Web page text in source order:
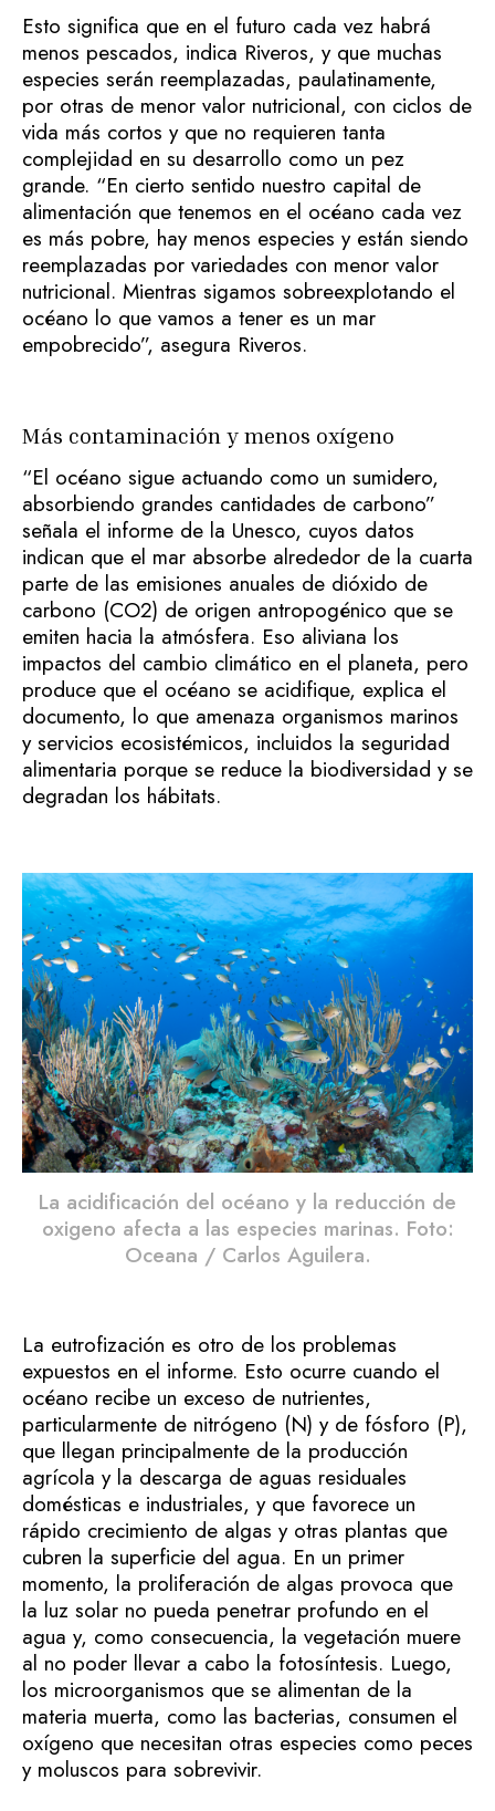
Esto significa que en el futuro cada vez habrá
menos pescados, indica Riveros, y que muchas
especies serán reemplazadas, paulatinamente,
por otras de menor valor nutricional, con ciclos de
vida más cortos y que no requieren tanta
complejidad en su desarrollo como un pez
grande. “En cierto sentido nuestro capital de
alimentación que tenemos en el océano cada vez
es más pobre, hay menos especies y están siendo
reemplazadas por variedades con menor valor
nutricional. Mientras sigamos sobreexplotando el
océano lo que vamos a tener es un mar
empobrecido”, asegura Riveros.
Más contaminación y menos oxígeno
“El océano sigue actuando como un sumidero,
absorbiendo grandes cantidades de carbono”
señala el informe de la Unesco, cuyos datos
indican que el mar absorbe alrededor de la cuarta
parte de las emisiones anuales de dióxido de
carbono (CO2) de origen antropogénico que se
emiten hacia la atmósfera. Eso aliviana los
impactos del cambio climático en el planeta, pero
produce que el océano se acidifique, explica el
documento, lo que amenaza organismos marinos
y servicios ecosistémicos, incluidos la seguridad
alimentaria porque se reduce la biodiversidad y se
degradan los hábitats.
La acidificación del océano y la reducción de
oxigeno afecta a las especies marinas. Foto:
Oceana / Carlos Aguilera.
La eutrofización es otro de los problemas
expuestos en el informe. Esto ocurre cuando el
océano recibe un exceso de nutrientes,
particularmente de nitrógeno (N) y de fósforo (P),
que llegan principalmente de la producción
agrícola y la descarga de aguas residuales
domésticas e industriales, y que favorece un
rápido crecimiento de algas y otras plantas que
cubren la superficie del agua. En un primer
momento, la proliferación de algas provoca que
la luz solar no pueda penetrar profundo en el
agua y, como consecuencia, la vegetación muere
al no poder llevar a cabo la fotosíntesis. Luego,
los microorganismos que se alimentan de la
materia muerta, como las bacterias, consumen el
oxígeno que necesitan otras especies como peces
y moluscos para sobrevivir.